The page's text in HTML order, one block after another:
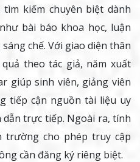
tìm kiếm chuyên biệt dành
bài báo khoa học, luận
chế. Với giao diện thân
theo tác giả, năm xuất
giúp sinh viên, giảng viên
tiếp cận nguồn tài liệu uy
trực tiếp. Ngoài ra, tính
cho phép truy cập
cần đăng ký riêng biệt.